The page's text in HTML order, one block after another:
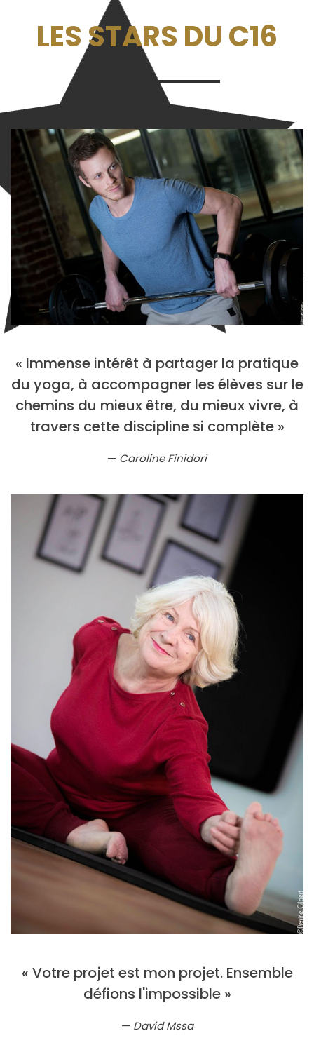
LES STARS DU C16
« Immense intérêt à partager la pratique
du yoga, à accompagner les élèves sur le
chemins du mieux être, du mieux vivre, à
travers cette discipline si complète »
Caroline Finidori
« Votre projet est mon projet. Ensemble
défions l'impossible »
David Mssa